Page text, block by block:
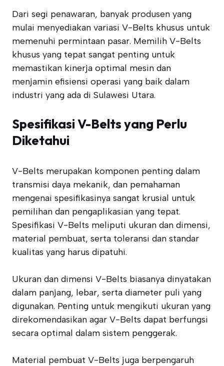
Dari segi penawaran, banyak produsen yang
mulai menyediakan variasi V-Belts khusus untuk
memenuhi permintaan pasar. Memilih V-Belts
khusus yang tepat sangat penting untuk
memastikan kinerja optimal mesin dan
menjamin efisiensi operasi yang baik dalam
industri yang ada di Sulawesi Utara.
Spesifikasi V-Belts yang Perlu
Diketahui
V-Belts merupakan komponen penting dalam
transmisi daya mekanik, dan pemahaman
mengenai spesifikasinya sangat krusial untuk
pemilihan dan pengaplikasian yang tepat.
Spesifikasi V-Belts meliputi ukuran dan dimensi,
material pembuat, serta toleransi dan standar
kualitas yang harus dipatuhi.
Ukuran dan dimensi V-Belts biasanya dinyatakan
dalam panjang, lebar, serta diameter puli yang
digunakan. Penting untuk mengikuti ukuran yang
direkomendasikan agar V-Belts dapat berfungsi
secara optimal dalam sistem penggerak.
Material pembuat V-Belts juga berpengaruh